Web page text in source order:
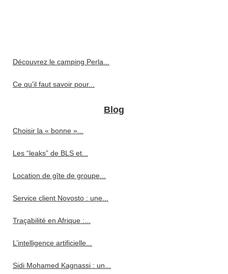
Découvrez le camping Perla...
Ce qu'il faut savoir pour...
Blog
Choisir la « bonne »...
Les “leaks” de BLS et...
Location de gîte de groupe...
Service client Novosto : une...
Traçabilité en Afrique :...
L’intelligence artificielle...
Sidi Mohamed Kagnassi : un...